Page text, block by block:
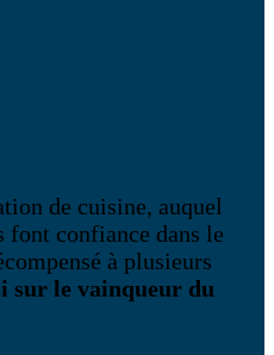
de cuisine, auquel
font confiance dans le
à plusieurs
sur le vainqueur du